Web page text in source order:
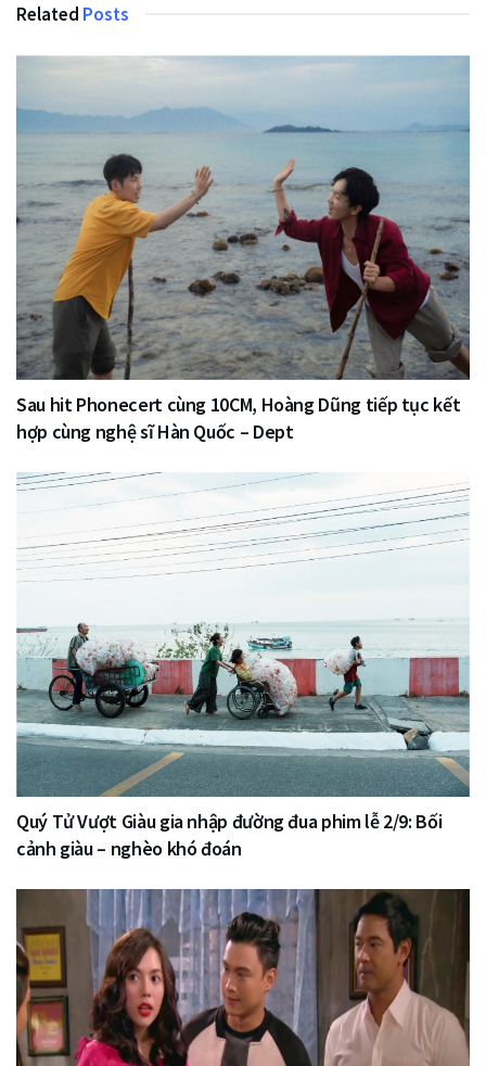
Related Posts
Sau hit Phonecert cùng 10CM, Hoàng Dũng tiếp tục kết
hợp cùng nghệ sĩ Hàn Quốc – Dept
Quý Tử Vượt Giàu gia nhập đường đua phim lễ 2/9: Bối
cảnh giàu – nghèo khó đoán